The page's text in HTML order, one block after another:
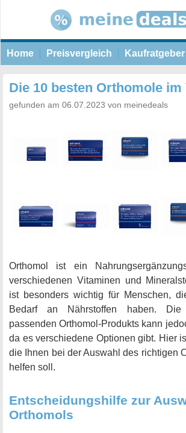
Home Preisvergleich Kaufratgeber
Die 10 besten Orthomole im
gefunden am 06.07.2023 von meinedeals
Orthomol ist ein
verschiedenen Vitaminen und
ist besonders wichtig für Menschen,
Bedarf an Nährstoffen haben.
passenden Orthomol-Produkts kann
da es verschiedene Optionen gibt. Hier
die Ihnen bei der Auswahl des richtigen
helfen soll.
Entscheidungshilfe zur
Orthomols